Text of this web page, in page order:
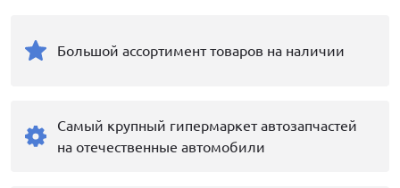
Большой ассортимент товаров на наличии
Самый крупный гипермаркет автозапчастей
на отечественные автомобили